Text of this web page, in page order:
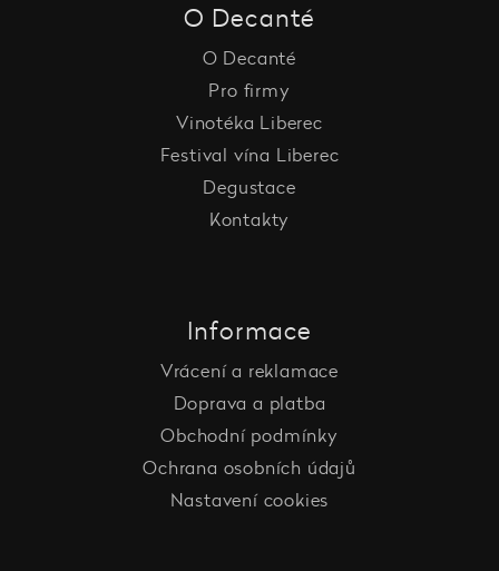
O Decanté
O Decanté
Pro firmy
Vinotéka Liberec
Festival vína Liberec
Degustace
Kontakty
Informace
Vrácení a reklamace
Doprava a platba
Obchodní podmínky
Ochrana osobních údajů
Nastavení cookies